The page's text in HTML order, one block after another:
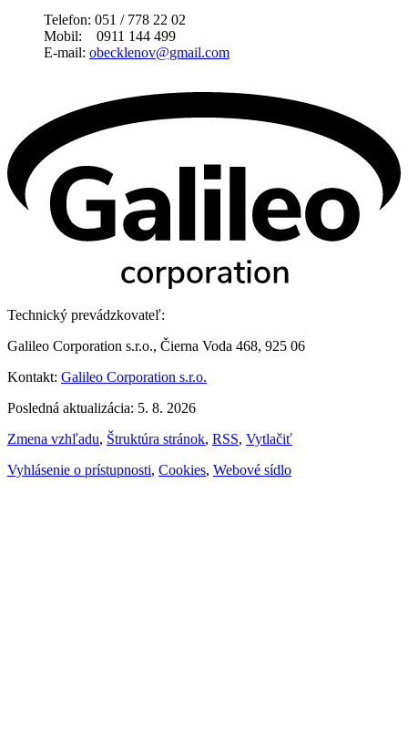
Telefon: 051 / 778 22 02
Mobil: 0911 144 499
E-mail: obecklenov@gmail.com
Technický prevádzkovateľ:
Galileo Corporation s.r.o., Čierna Voda 468, 925 06
Kontakt: Galileo Corporation s.r.o.
Posledná aktualizácia: 5. 8. 2026
Zmena vzhľadu, Štruktúra stránok, RSS, Vytlačiť
Vyhlásenie o prístupnosti, Cookies, Webové sídlo